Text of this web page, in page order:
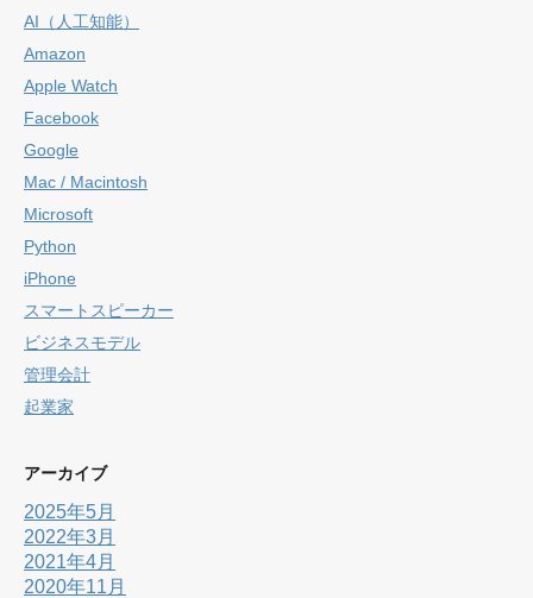
AI（人工知能）
Amazon
Apple Watch
Facebook
Google
Mac / Macintosh
Microsoft
Python
iPhone
スマートスピーカー
ビジネスモデル
管理会計
起業家
アーカイブ
2025年5月
2022年3月
2021年4月
2020年11月